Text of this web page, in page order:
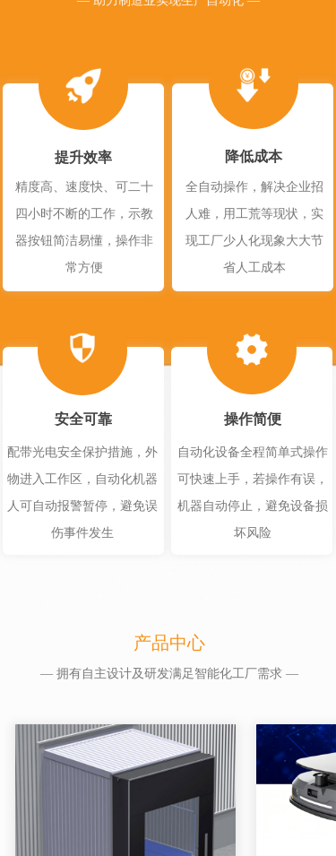
提升效率
精度高、速度快、可二十
四小时不断的工作，示教
器按钮简洁易懂，操作非
常方便
降低成本
安全可靠 操作简便
全自动操作，解决企业招
人难，用工荒等现状，实
现工厂少人化现象大大节
省人工成本
配带光电安全保护措施，外
物进入工作区，自动化机器
人可自动报警暂停，避免误
伤事件发生
自动化设备全程简单式操作
可快速上手，若操作有误，
机器自动停止，避免设备损
坏风险
产品中心
— 拥有自主设计及研发满足智能化工厂需求 —